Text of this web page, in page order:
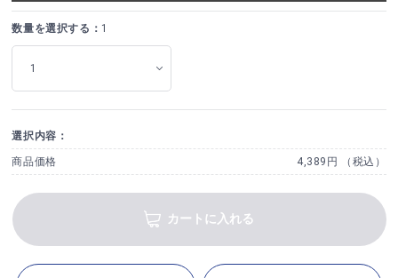
数量を選択する： 1
選択内容：
商品価格 4,389円 （税込）
カートに入れる